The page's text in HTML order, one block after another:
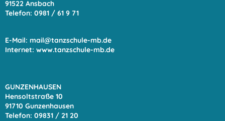
91522 Ansbach
Telefon: 0981 / 61 9 71
E-Mail: mail@tanzschule-mb.de
Internet: www.tanzschule-mb.de
GUNZENHAUSEN
Hensoltstraße 10
91710 Gunzenhausen
Telefon: 09831 / 21 20